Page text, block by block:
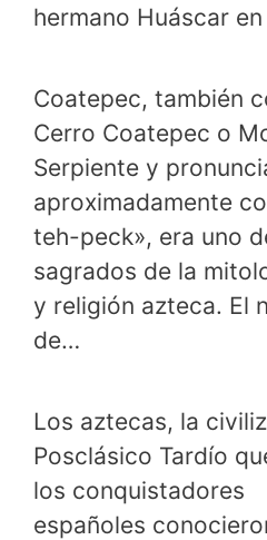
hermano Huáscar
Coatepec, también
Cerro Coatepec o
Serpiente y
aproximadamente
teh-peck», era uno
sagrados de la
y religión azteca. El
de…
Los aztecas, la
Posclásico Tardío
los conquistadores
españoles